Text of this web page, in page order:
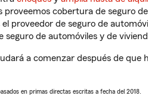
cobertura de seguro
proveedor de seguro de
seguro de automóviles y de
a comenzar después de que
en primas directas escritas a fecha del 2018.